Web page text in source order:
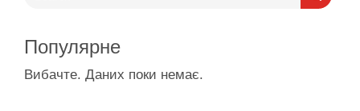
Популярне
Вибачте. Даних поки немає.